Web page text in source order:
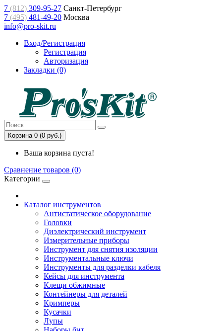
7 (812) 309-95-27 Санкт-Петербург
7 (495) 481-49-20 Москва
info@pro-skit.ru
Вход/Регистрация
Регистрация
Авторизация
Закладки (0)
Корзина 0 (0 руб.)
Ваша корзина пуста!
Сравнение товаров (0)
Категории
Каталог инструментов
Антистатическое оборудование
Головки
Диэлектрический инструмент
Измерительные приборы
Инструмент для снятия изоляции
Инструментальные ключи
Инструменты для разделки кабеля
Кейсы для инструмента
Клещи обжимные
Контейнеры для деталей
Кримперы
Кусачки
Лупы